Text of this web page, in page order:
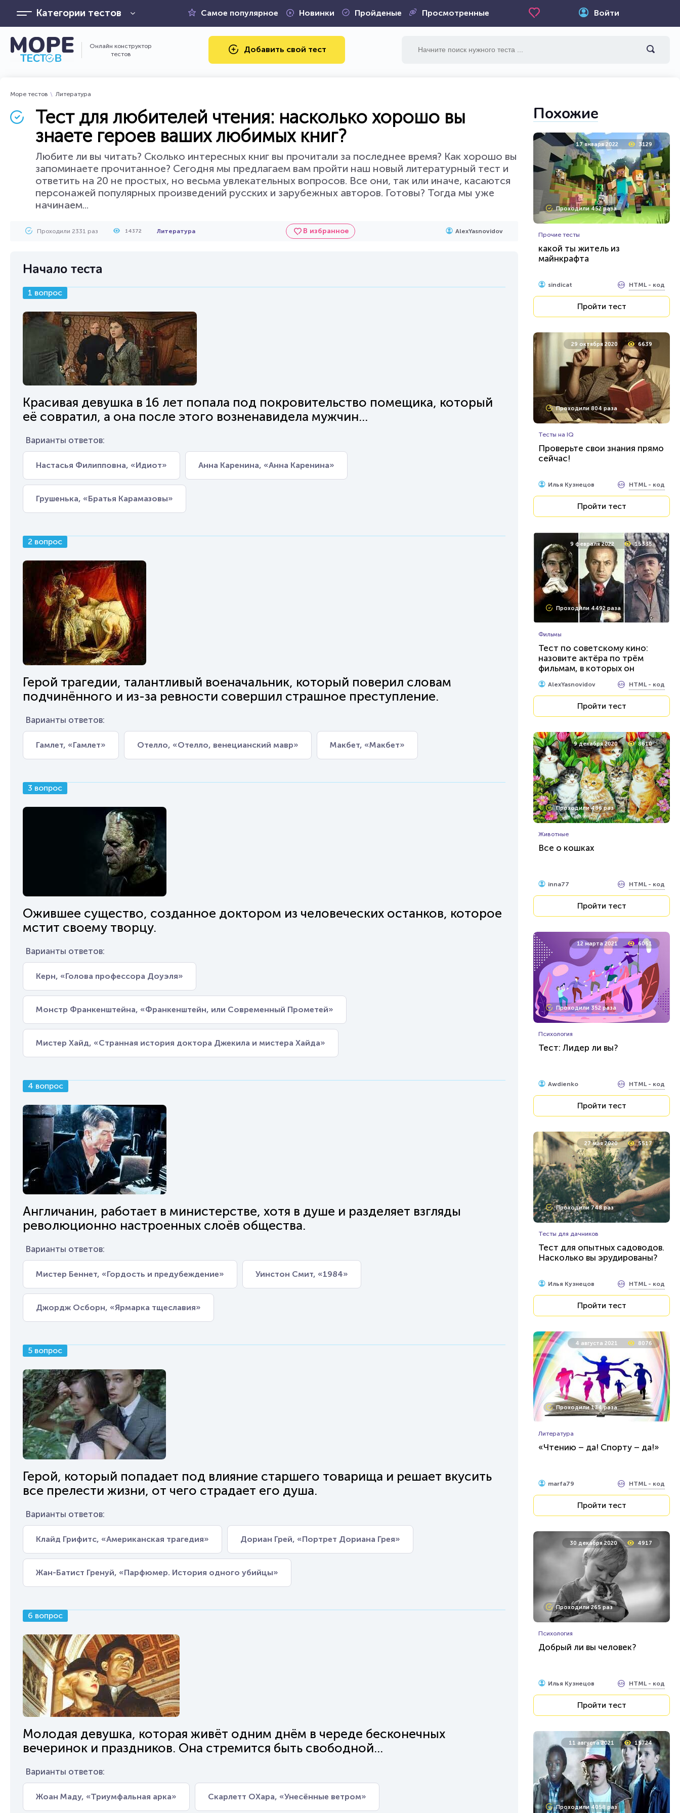
Категории тестов Самое популярное Новинки Пройденые Просмотренные Войти
Онлайн конструктор
тестов
Добавить свой тест
Море тестов Литература
Тест для любителей чтения: насколько хорошо вы
знаете героев ваших любимых книг?
Любите ли вы читать? Сколько интересных книг вы прочитали за последнее время? Как хорошо вы
запоминаете прочитанное? Сегодня мы предлагаем вам пройти наш новый литературный тест и
ответить на 20 не простых, но весьма увлекательных вопросов. Все они, так или иначе, касаются
персонажей популярных произведений русских и зарубежных авторов. Готовы? Тогда мы уже
начинаем...
Проходили 2331 раз 14372 Литература В избранное AlexYasnovidov
Начало теста
1 вопрос
Красивая девушка в 16 лет попала под покровительство помещика, который
её совратил, а она после этого возненавидела мужчин...
Варианты ответов:
Настасья Филипповна, «Идиот» Анна Каренина, «Анна Каренина»
Грушенька, «Братья Карамазовы»
2 вопрос
Герой трагедии, талантливый военачальник, который поверил словам
подчинённого и из-за ревности совершил страшное преступление.
Варианты ответов:
Гамлет, «Гамлет» Отелло, «Отелло, венецианский мавр» Макбет, «Макбет»
3 вопрос
Ожившее существо, созданное доктором из человеческих останков, которое
мстит своему творцу.
Варианты ответов:
Керн, «Голова профессора Доуэля»
Монстр Франкенштейна, «Франкенштейн, или Современный Прометей»
Мистер Хайд, «Странная история доктора Джекила и мистера Хайда»
4 вопрос
Англичанин, работает в министерстве, хотя в душе и разделяет взгляды
революционно настроенных слоёв общества.
Варианты ответов:
Мистер Беннет, «Гордость и предубеждение» Уинстон Смит, «1984»
Джордж Осборн, «Ярмарка тщеславия»
5 вопрос
Герой, который попадает под влияние старшего товарища и решает вкусить
все прелести жизни, от чего страдает его душа.
Варианты ответов:
Клайд Грифитс, «Американская трагедия» Дориан Грей, «Портрет Дориана Грея»
Жан-Батист Гренуй, «Парфюмер. История одного убийцы»
6 вопрос
Молодая девушка, которая живёт одним днём в череде бесконечных
вечеринок и праздников. Она стремится быть свободной...
Варианты ответов:
Жоан Маду, «Триумфальная арка» Скарлетт ОХара, «Унесённые ветром»
Похожие
17 января 2022 3129
Проходили 452 раза
Прочие тесты
какой ты житель из
майнкрафта
sindicat HTML - код
Пройти тест
29 октября 2020 6639
Проходили 804 раза
Тесты на IQ
Проверьте свои знания прямо
сейчас!
Илья Кузнецов HTML - код
Пройти тест
9 февраля 2022 15335
Проходили 4492 раза
Фильмы
Тест по советскому кино:
назовите актёра по трём
фильмам, в которых он
сыграл...
AlexYasnovidov HTML - код
Пройти тест
9 декабря 2020 8610
Проходили 486 раз
Животные
Все о кошках
inna77 HTML - код
Пройти тест
12 марта 2021 6051
Проходили 352 раза
Психология
Тест: Лидер ли вы?
Awdienko HTML - код
Пройти тест
27 мая 2020 5517
Проходили 748 раз
Тесты для дачников
Тест для опытных садоводов.
Насколько вы эрудированы?
Илья Кузнецов HTML - код
Пройти тест
4 августа 2021 8076
Проходили 134 раза
Литература
«Чтению – да! Спорту – да!»
marfa79 HTML - код
Пройти тест
30 декабря 2020 4917
Проходили 265 раз
Психология
Добрый ли вы человек?
Илья Кузнецов HTML - код
Пройти тест
11 августа 2021 15724
Проходили 4058 раз